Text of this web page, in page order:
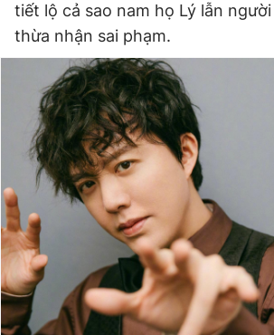
Theo dõi báo trên
Hotline
0906 645 777
Đặt báo Quảng cáo RSS Tòa
Tổng biên tập: Nguyễn Ngọc Toàn
Phó tổng biên tập thường trực: Hải Thành
Phó tổng biên tập: Lâm Hiếu Dũng
Phó tổng biên tập: Trần Việt Hưng
Tổng thư ký tòa soạn: Đức Trung
tiết lộ cả sao nam họ Lý lẫn
thừa nhận sai phạm.